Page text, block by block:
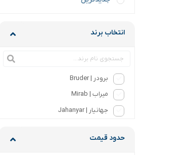
انتخاب برند
برودر | Bruder
میراب | Mirab
جهانیار | Jahanyar
حدود قیمت